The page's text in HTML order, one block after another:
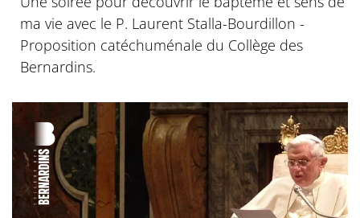
ma vie avec le P. Laurent Stalla-Bourdillon -
Proposition catéchuménale du Collège des
Bernardins.